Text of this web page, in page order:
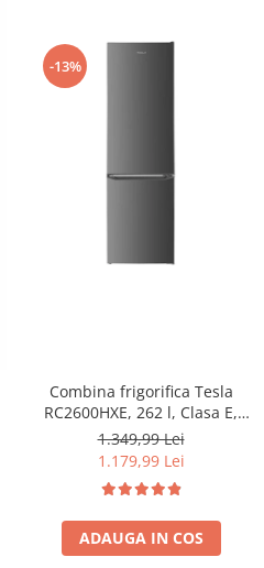
-13%
Combina frigorifica Tesla
RC2600HXE, 262 l, Clasa E,
Iluminare LED, dezghetare
automata frigider, H 180 cm,
Inox
1.349,99 Lei
1.179,99 Lei
ADAUGA IN COS